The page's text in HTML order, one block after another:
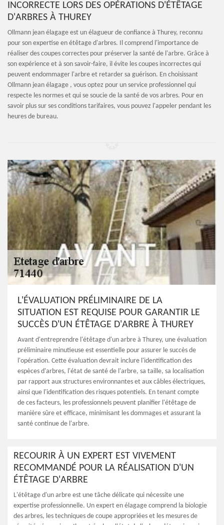
INCORRECTE LORS DES OPÉRATIONS D'ÉTÊTAGE
D'ARBRES À THUREY
Ollmann jean élagage est un élagueur de confiance à Thurey, reconnu
pour son expertise en étêtage d'arbres. Il comprend l'importance de
réaliser des coupes correctes pour préserver la santé de l'arbre. Grâce à
son expérience et à son savoir-faire, il évite les coupes incorrectes qui
peuvent endommager l'arbre et retarder sa guérison. En choisissant
Ollmann jean élagage , vous optez pour un service professionnel qui
respecte les normes et qui se soucie de la santé de vos arbres. Pour en
savoir plus sur ses conditions tarifaires, vous pouvez l'appeler pendant les
heures de bureau.
L'ÉVALUATION PRÉLIMINAIRE DE LA
SITUATION EST REQUISE POUR GARANTIR LE
SUCCÈS D'UN ÉTÊTAGE D'ARBRE À THUREY
Avant d'entreprendre l'étêtage d'un arbre à Thurey, une évaluation
préliminaire minutieuse est essentielle pour assurer le succès de
l'opération. Cette évaluation devrait inclure l'identification des
espèces d'arbres, l'état de santé de l'arbre, sa taille, sa localisation
par rapport aux structures environnantes et aux câbles électriques,
ainsi que l'identification des risques potentiels. En tenant compte
de ces facteurs, les professionnels peuvent planifier l'étêtage de
manière sûre et efficace, minimisant les dommages et assurant la
santé continue de l'arbre.
RECOURIR À UN EXPERT EST VIVEMENT
RECOMMANDÉ POUR LA RÉALISATION D'UN
ÉTÊTAGE D'ARBRE
L'étêtage d'un arbre est une tâche délicate qui nécessite une
expertise professionnelle. Un expert en élagage comprend la biologie
des arbres, les techniques de coupe appropriées et les mesures de